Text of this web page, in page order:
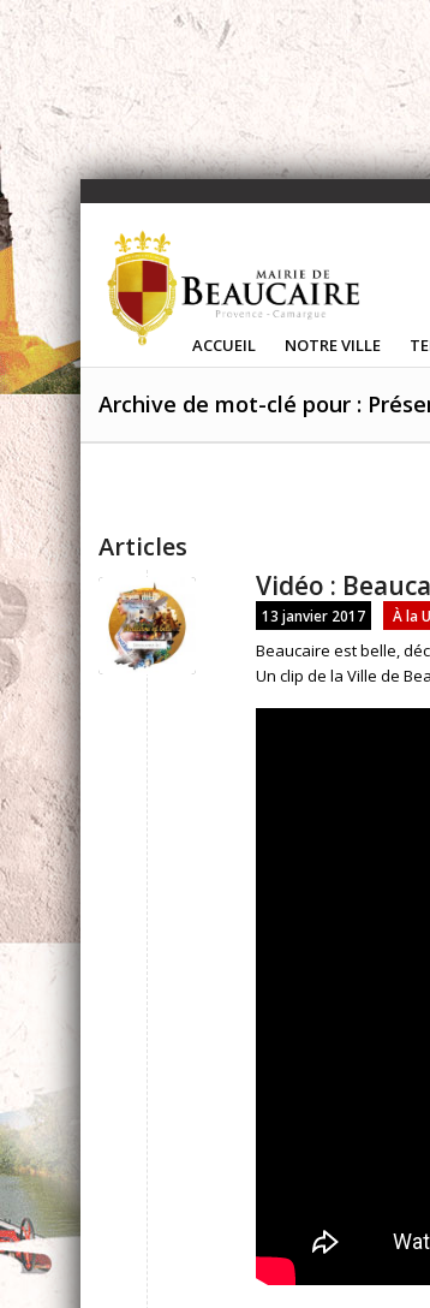
ACCUEIL NOTRE VILLE
Archive de mot-clé pour :
Articles
Vidéo :
13 janvier 2017 À la
Beaucaire est belle,
Un clip de la Ville de